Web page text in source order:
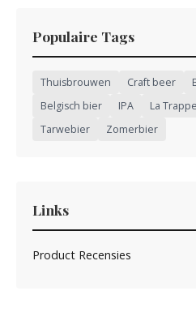
Populaire Tags
Thuisbrouwen Craft beer
Belgisch bier
IPA La Trappe
Tarwebier
Zomerbier
Links
Product Recensies